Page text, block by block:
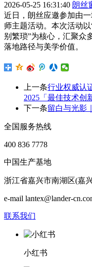
2026-05-25 16:31:40 朗丝
近日，朗丝应邀参加由
师主题活动。本次活动
别繁琐”为核心，汇聚众
落地路径与美学价值。
上一条行业权威认
2025「最佳技术创
下一条留白与光影
全国服务热线
400 836 7778
中国生产基地
浙江省嘉兴市南湖区(嘉
e-mail lantex@lander-
联系我们
小红书